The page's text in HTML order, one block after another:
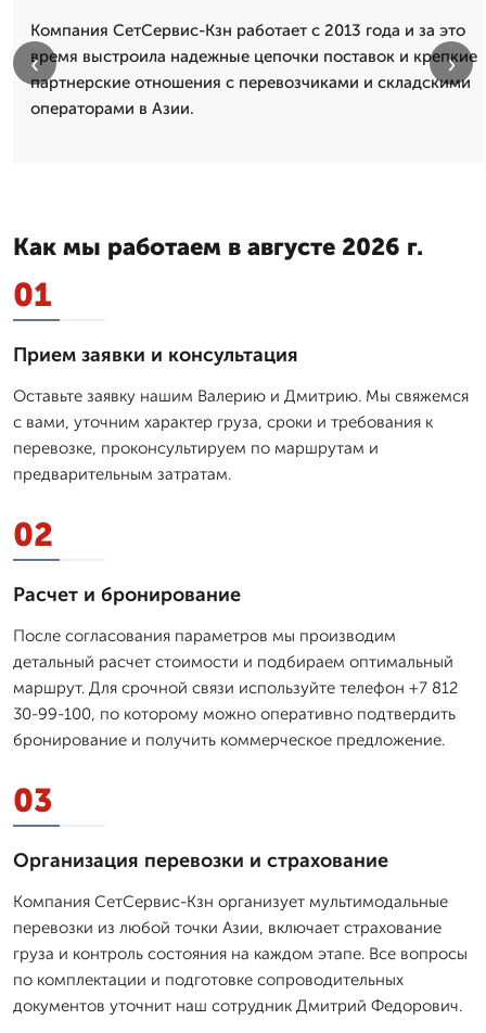
Компания СетСервис-Кзн работает с 2013 года и за это
время выстроила надежные цепочки поставок и крепкие
партнерские отношения с перевозчиками и складскими
операторами в Азии.
‹ ›
Как мы работаем в августе 2026 г.
01
Прием заявки и консультация
Оставьте заявку нашим Валерию и Дмитрию. Мы свяжемся
с вами, уточним характер груза, сроки и требования к
перевозке, проконсультируем по маршрутам и
предварительным затратам.
02
Расчет и бронирование
После согласования параметров мы производим
детальный расчет стоимости и подбираем оптимальный
маршрут. Для срочной связи используйте телефон +7 812
30-99-100, по которому можно оперативно подтвердить
бронирование и получить коммерческое предложение.
03
Организация перевозки и страхование
Компания СетСервис-Кзн организует мультимодальные
перевозки из любой точки Азии, включает страхование
груза и контроль состояния на каждом этапе. Все вопросы
по комплектации и подготовке сопроводительных
документов уточнит наш сотрудник Дмитpий Федорович.